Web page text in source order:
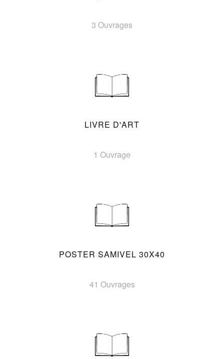
3 Ouvrages
LIVRE D'ART
1 Ouvrage
POSTER SAMIVEL 30X40
41 Ouvrages